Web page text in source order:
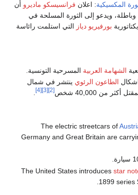
المكسيكية: اعلان فرانسيسكو ماديرو أن
1910 لاغية وباطلة، ويدعو إلى الثورة المسلحة في
بورفيريو دياز التي استلمت رائاسة
الشهامة العربية المسرحية التونسية.
الطاعون الرئوي ينتشر في شمال
من 40,000 شخص
[2]
[3]
[4]
.
The electric streetcars of
Germany and Great Britain are
The United States introduces star
1899 series